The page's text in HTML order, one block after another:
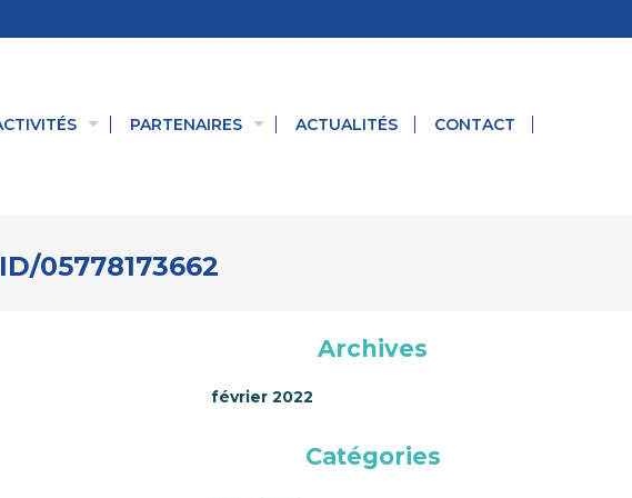
PARTENAIRES ACTUALITÉS CONTACT
05778173662
Archives
février 2022
Catégories